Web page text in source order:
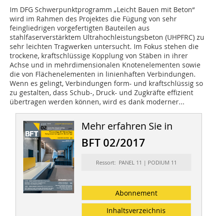
Im DFG Schwerpunktprogramm „Leicht Bauen mit Beton“
wird im Rahmen des Projektes die Fügung von sehr
feingliedrigen vorgefertigten Bauteilen aus
stahlfaserverstärktem Ultrahochleistungsbeton (UHPFRC) zu
sehr leichten Tragwerken untersucht. Im Fokus stehen die
trockene, kraftschlüssige Kopplung von Stäben in ihrer
Achse und in mehrdimensionalen Knotenelementen sowie
die von Flächenelementen in linienhaften Verbindungen.
Wenn es gelingt, Verbindungen form- und kraftschlüssig so
zu gestalten, dass Schub-, Druck- und Zugkräfte effizient
übertragen werden können, wird es dank moderner...
Mehr erfahren Sie in
BFT 02/2017
Ressort: PANEL 11 | PODIUM 11
Abonnement
Inhaltsverzeichnis